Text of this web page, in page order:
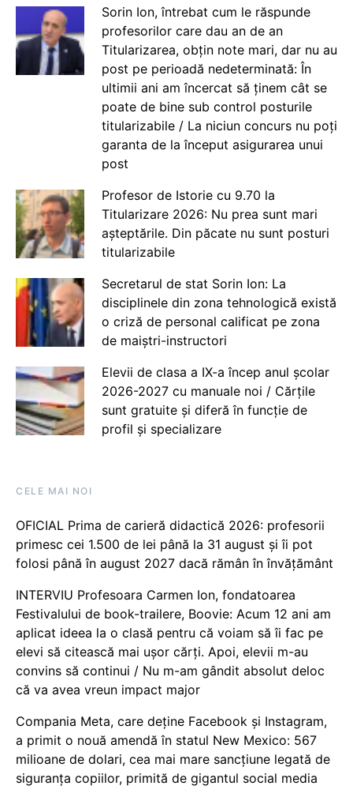
Sorin Ion, întrebat cum le răspunde
profesorilor care dau an de an
Titularizarea, obțin note mari, dar nu au
post pe perioadă nedeterminată: În
ultimii ani am încercat să ținem cât se
poate de bine sub control posturile
titularizabile / La niciun concurs nu poți
garanta de la început asigurarea unui
post
Profesor de Istorie cu 9.70 la
Titularizare 2026: Nu prea sunt mari
așteptările. Din păcate nu sunt posturi
titularizabile
Secretarul de stat Sorin Ion: La
disciplinele din zona tehnologică există
o criză de personal calificat pe zona
de maiștri-instructori
Elevii de clasa a IX-a încep anul școlar
2026-2027 cu manuale noi / Cărțile
sunt gratuite și diferă în funcție de
profil și specializare
CELE MAI NOI
OFICIAL Prima de carieră didactică 2026: profesorii
primesc cei 1.500 de lei până la 31 august și îi pot
folosi până în august 2027 dacă rămân în învățământ
INTERVIU Profesoara Carmen Ion, fondatoarea
Festivalului de book-trailere, Boovie: Acum 12 ani am
aplicat ideea la o clasă pentru că voiam să îi fac pe
elevi să citească mai ușor cărți. Apoi, elevii m-au
convins să continui / Nu m-am gândit absolut deloc
că va avea vreun impact major
Compania Meta, care deține Facebook și Instagram,
a primit o nouă amendă în statul New Mexico: 567
milioane de dolari, cea mai mare sancțiune legată de
siguranța copiilor, primită de gigantul social media